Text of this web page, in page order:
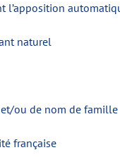
l’apposition
naturel
ou de nom de famille
française